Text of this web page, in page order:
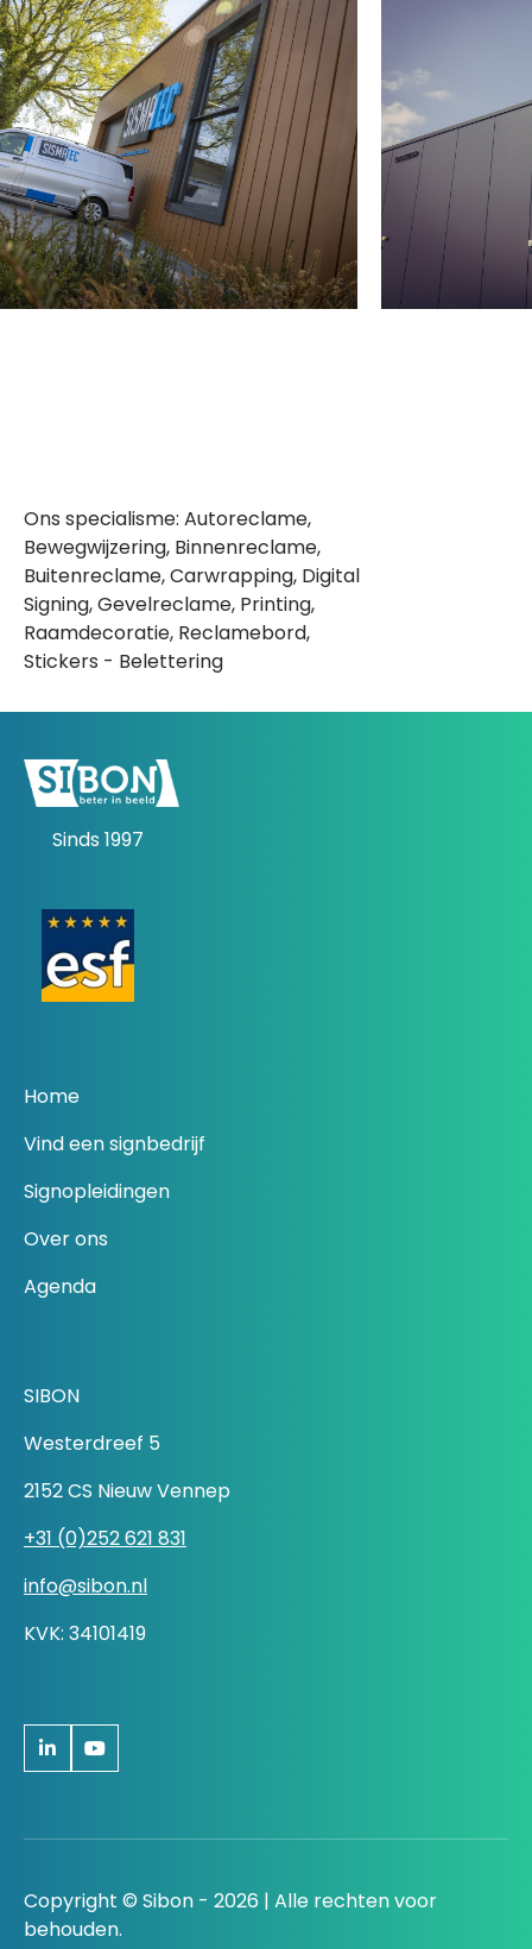
Ons specialisme: Autoreclame,
Bewegwijzering, Binnenreclame,
Buitenreclame, Carwrapping, Digital
Signing, Gevelreclame, Printing,
Raamdecoratie, Reclamebord,
Stickers - Belettering
Sinds 1997
Home
Vind een signbedrijf
Signopleidingen
Over ons
Agenda
SIBON
Westerdreef 5
2152 CS Nieuw Vennep
+31 (0)252 621 831
info@sibon.nl
KVK: 34101419
Copyright © Sibon - 2026 | Alle rechten voor
behouden.